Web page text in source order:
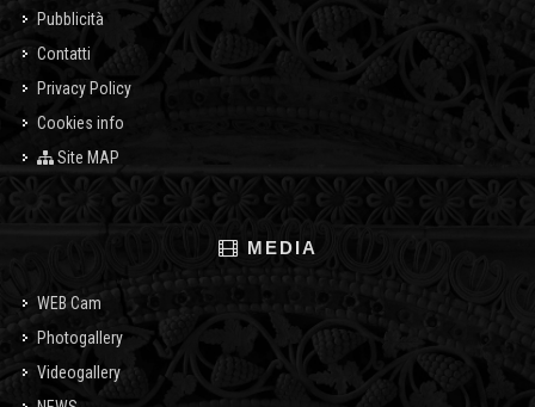
Pubblicità
Contatti
Privacy Policy
Cookies info
Site MAP
MEDIA
WEB Cam
Photogallery
Videogallery